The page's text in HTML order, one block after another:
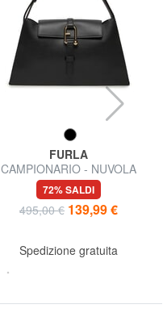
FURLA
CAMPIONARIO - NUVOLA
Borsa semirigida in pelle
72% SALDI
495,00 € 139,99 €
Spedizione gratuita